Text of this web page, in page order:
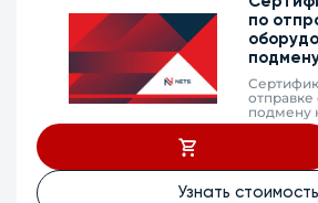
по
день,
отправке
подмену
рабочий
day
из строя
2P-LR5, 2
Узнать стоимость